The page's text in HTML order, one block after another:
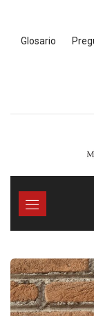
contentGlosario